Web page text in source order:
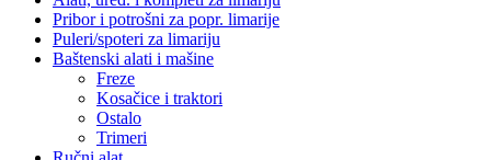
Pribor i potrošni za popr. limarije
Puleri/spoteri za limariju
Baštenski alati i mašine
Freze
Kosačice i traktori
Ostalo
Trimeri